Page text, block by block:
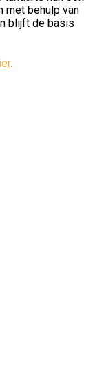
met behulp van
blijft de basis
.